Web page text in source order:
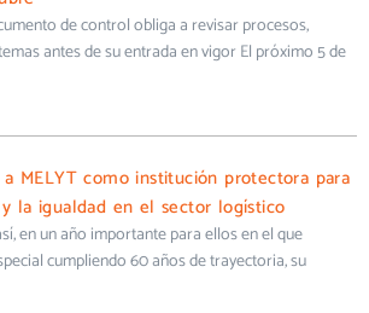
de control obliga a revisar procesos,
antes de su entrada en vigor El próximo 5 de
a MELYT como institución protectora para
la igualdad en el sector logístico
en un año importante para ellos en el que
cumpliendo 60 años de trayectoria, su